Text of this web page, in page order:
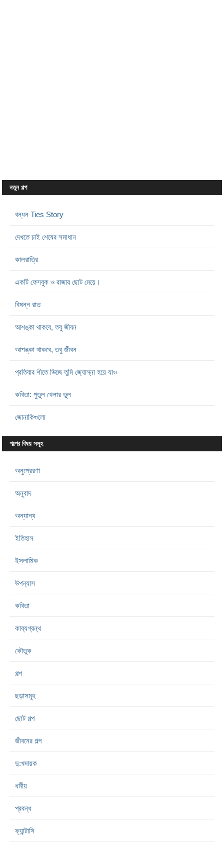
নতুন গল্প
বন্ধন Ties Story
দেখতে চাই শেষের সমাধান
কালরাত্রি
একটি ফেসবুক ও রাজার ছোট মেয়ে।
বিষন্ন রাত
আশঙ্কা থাকবে, তবু জীবন
আশঙ্কা থাকবে, তবু জীবন
প্রতিবার শীতে ভিজে তুমি জ্যোস্না হয়ে যাও
কবিতা: পুতুল খেলার ভুল
জোনাকিগুলো
গল্পের বিষয় সমূহ
অনুপ্রেরণা
অনুবাদ
অন্যান্য
ইতিহাস
ইসলামিক
উপন্যাস
কবিতা
কাব্যগ্রন্থ
কৌতুক
গল্প
ছড়াসমূহ
ছোট গল্প
জীবনের গল্প
দু:খদায়ক
ধর্মীয়
প্রবন্ধ
ফ্যান্টাসি